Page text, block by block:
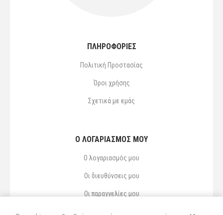
ΠΛΗΡΟΦΟΡΙΕΣ
Πολιτική Προστασίας
Όροι χρήσης
Σχετικά με εμάς
Ο ΛΟΓΑΡΙΑΣΜΌΣ ΜΟΥ
Ο λογαριασμός μου
Οι διευθύνσεις μου
Οι παραγγελίες μου